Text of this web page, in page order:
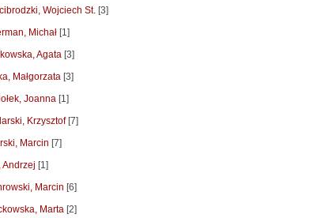
Wojciech St. [3]
Michał [1]
Agata [3]
Małgorzata [3]
Joanna [1]
Krzysztof[7]
Marcin [7]
Andrzej [1]
Marcin [6]
Marta [2]